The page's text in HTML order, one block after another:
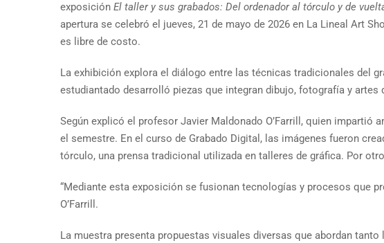
exposición El taller y sus grabados: Del ordenador al tórculo y de
apertura se celebró el jueves, 21 de mayo de 2026 en La Lineal Art
es libre de costo.
La exhibición explora el diálogo entre las técnicas tradicionales del
estudiantado desarrolló piezas que integran dibujo, fotografía y
Según explicó el profesor Javier Maldonado O’Farrill, quien
el semestre. En el curso de Grabado Digital, las imágenes fueron
tórculo, una prensa tradicional utilizada en talleres de gráfica. Por
“Mediante esta exposición se fusionan tecnologías y procesos que
O’Farrill.
La muestra presenta propuestas visuales diversas que abordan